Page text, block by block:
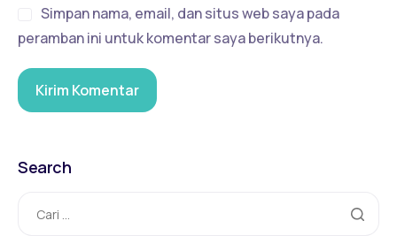
Simpan nama, email, dan situs web saya pada
peramban ini untuk komentar saya berikutnya.
Search